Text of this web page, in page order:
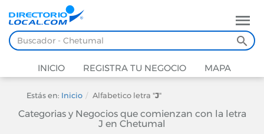
INICIO REGISTRA TU NEGOCIO MAPA
Estás en: Inicio Alfabetico letra "J"
Categorias y Negocios que comienzan con la letra
J en Chetumal